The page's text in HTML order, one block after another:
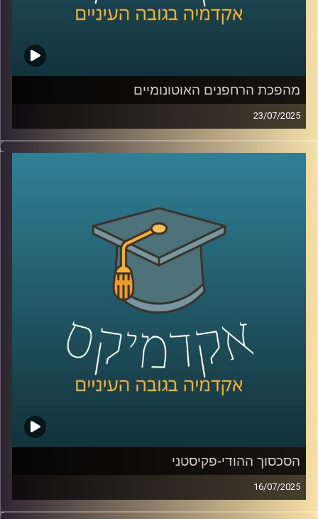
מהפכת הרחפנים האוטונומיים
23/07/2025
רחפן לוחם שמזהה, בוחר ותוקף מטרה בלי התערבות של אף
אדם. האם זו כבר המציאות? והאם זה בכלל חוקי? בפרק של
המלאכותית פוגשת את המשפט הבינלאומי, ומה תפקידו של
האדם, אם בכלל, בתוך מעגל ההפעלה.
האורח שלי היום הוא אביב בר זוהר, דוקטורנט בבית ספר רדזינר
למשפטים באוניברסיטת רייכמן, המקדיש את מחקרו לנושא
החם והמורכב של רובוטים קטלניים בשדה הקרב, תוך בחינת
החוקיות, המוסריות ומידת מעורבות האדם בהפעלתם. אביב
מביא עמו שילוב ייחודי של ניסיון משפטי, צבאי וטכנולוגי: הוא
בוגר מצטיין במשפטים ובמנהל עסקים, שירת כ-25 שנה בחיל
האוויר והיום משמש כמומחה בתחום הרחפנים וניהול המרחב
האווירי במיזם הרחפנים הלאומי.
הסכסוך ההודי-פקיסטני
16/07/2025
ב-22 באפריל 2025, אירע פיגוע טרור קטלני בעיירת הנופש